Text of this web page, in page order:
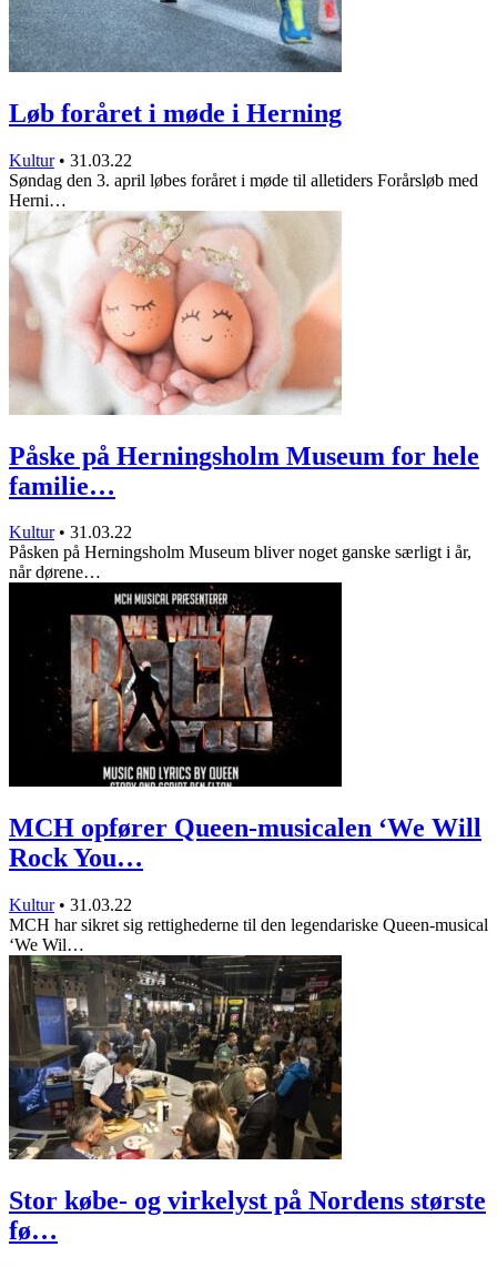
Løb foråret i møde i Herning
Kultur • 31.03.22
Søndag den 3. april løbes foråret i møde til alletiders Forårsløb med
Herni…
Påske på Herningsholm Museum for hele
familie…
Kultur • 31.03.22
Påsken på Herningsholm Museum bliver noget ganske særligt i år,
når dørene…
MCH opfører Queen-musicalen ‘We Will
Rock You…
Kultur • 31.03.22
MCH har sikret sig rettighederne til den legendariske Queen-musical
‘We Wil…
Stor købe- og virkelyst på Nordens største
fø…